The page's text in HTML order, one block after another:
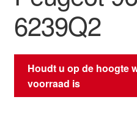
6239Q2
Houdt u op de hoogte
voorraad is